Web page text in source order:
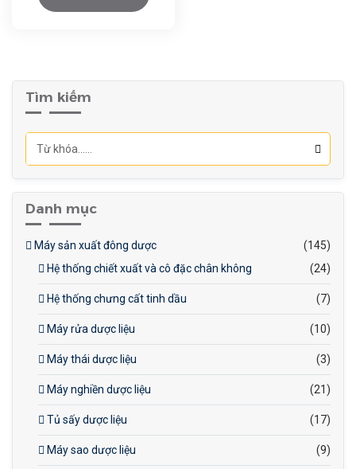
Sản xuất các loại mứt kẹo,
các sản phẩm ngọt khác.
Tìm kiếm
Danh mục
Máy sản xuất đông dược
(145)
Hệ thống chiết xuất và cô đặc chân không
(24)
Hệ thống chưng cất tinh dầu (7)
Máy rửa dược liệu (10)
Máy thái dược liệu (3)
Máy nghiền dược liệu (21)
Tủ sấy dược liệu (17)
Máy sao dược liệu (9)